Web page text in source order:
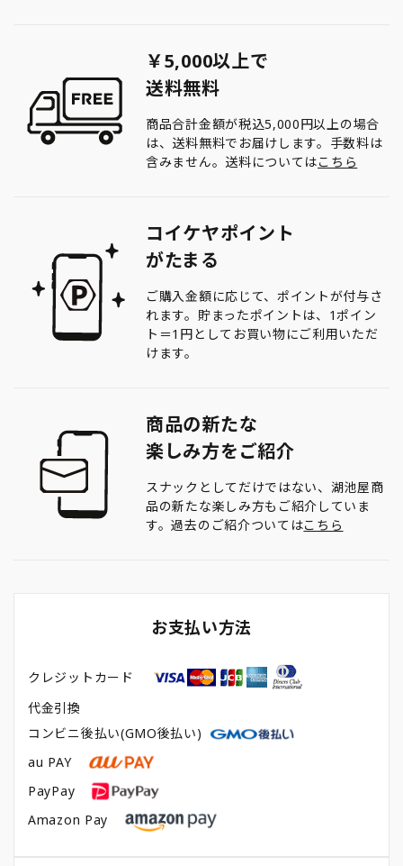
￥5,000以上で
送料無料
商品合計金額が税込5,000円以上の場合
は、送料無料でお届けします。手数料は
含みません。送料についてはこちら
コイケヤポイント
がたまる
ご購入金額に応じて、ポイントが付与さ
れます。貯まったポイントは、1ポイン
ト＝1円としてお買い物にご利用いただ
けます。
商品の新たな
楽しみ方をご紹介
スナックとしてだけではない、湖池屋商
品の新たな楽しみ方もご紹介していま
す。過去のご紹介ついてはこちら
お支払い方法
クレジットカード
代金引換
コンビニ後払い(GMO後払い)
au PAY
PayPay
Amazon Pay